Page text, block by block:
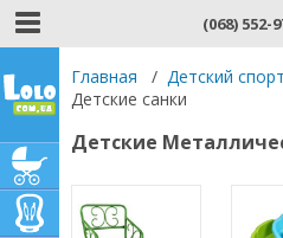
(068) 552-
Главная / Детский
Детские санки
Детские